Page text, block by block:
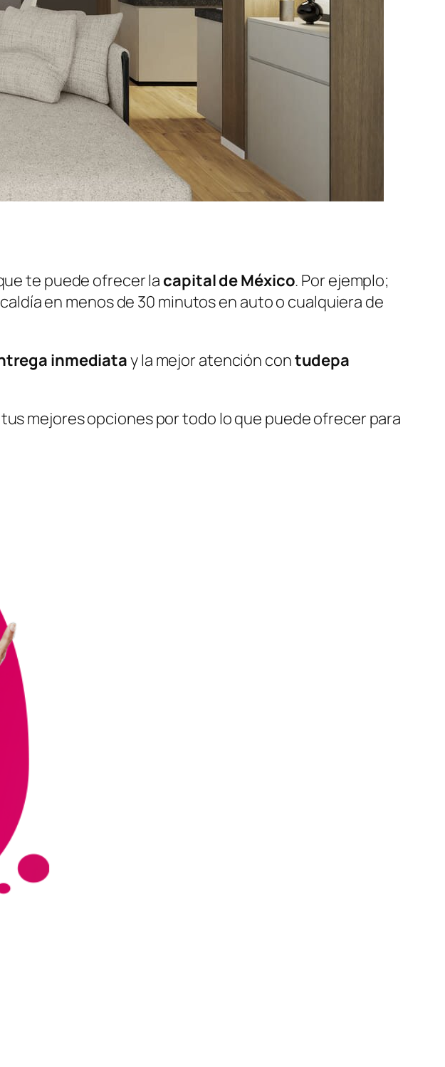
te puede ofrecer la capital de México. Por ejemplo;
en menos de 30 minutos en auto o cualquiera de
inmediatay la mejor atención contudepa
mejores opciones por todo lo que puede ofrecer para